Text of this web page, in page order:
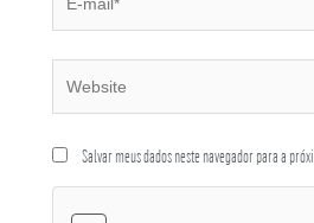
Salvar meus dados neste navegador para a